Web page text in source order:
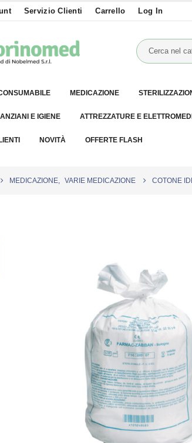
Servizio Clienti Carrello Log In
MEDICAZIONE
E IGIENE ATTREZZATURE E
NOVITÀ OFFERTE FLASH
MEDICAZIONE VARIE MEDICAZIONE COTONE